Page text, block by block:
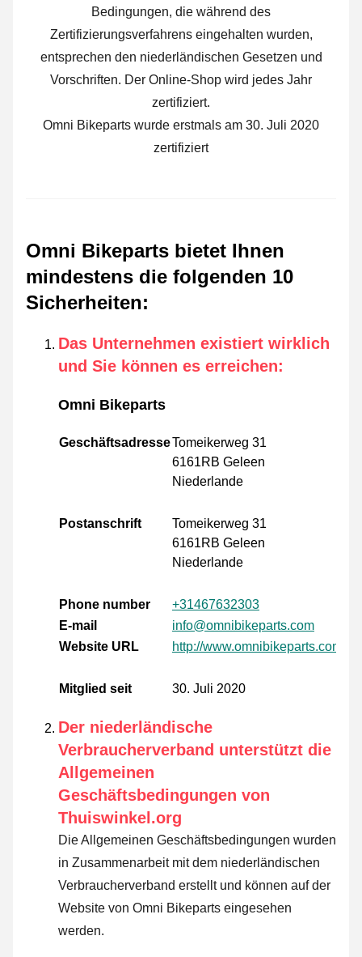
Bedingungen, die während des
Zertifizierungsverfahrens eingehalten wurden,
entsprechen den niederländischen Gesetzen und
Vorschriften. Der Online-Shop wird jedes Jahr
zertifiziert.
Omni Bikeparts wurde erstmals am 30. Juli 2020
zertifiziert
Omni Bikeparts bietet Ihnen
mindestens die folgenden 10
Sicherheiten:
Das Unternehmen existiert wirklich
und Sie können es erreichen:
Omni Bikeparts
GeschäftsadresseTomeikerweg 31
6161RB Geleen
Niederlande
Postanschrift
Tomeikerweg 31
6161RB Geleen
Niederlande
Phone number
+31467632303
E-mail
info@omnibikeparts.com
Website URL
http://www.omnibikeparts.com/
Mitglied seit 30. Juli 2020
Der niederländische
Verbraucherverband unterstützt die
Allgemeinen
Geschäftsbedingungen von
Thuiswinkel.org
Die Allgemeinen Geschäftsbedingungen wurden
in Zusammenarbeit mit dem niederländischen
Verbraucherverband erstellt und können auf der
Website von Omni Bikeparts eingesehen
werden.